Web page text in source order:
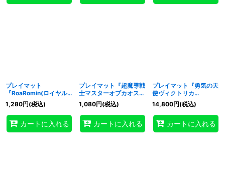
プレイマット
『RoaRomin(ロイヤル
デモンズデスドゥーム＆
CAN-ReD)』【-】{-}
《プレイマット》
1,280円(税込)
カートに入れる
プレイマット『超魔導戦
士マスターオブカオス』
【-】{-}《プレイマッ
ト》
1,080円(税込)
カートに入れる
プレイマット『勇気の天
使ヴィクトリカ
(RANKINGDUEL2021-
2nd-)』【-】{-}《プレ
イマット》
14,800円(税込)
カートに入れる